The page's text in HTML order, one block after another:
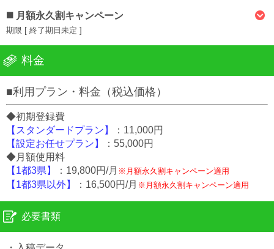
【内容】：「ADGUMBO」よりお申し込みをご依頼された
場合、「設定お任せプラン」が44,000円（税込）となりま
す
月額永久割キャンペーン
期限 [ 終了期日未定 ]
【内容】：月額利用料金が、永久に下記割引価格となりま
す
「1都3県」：19,800円/月
「1都3県以外」：16,500円/月
【終了日】：未定
※継続時もキャンペーン価格となります
※エリアによってはさらに「スタート割」あり
料金
■利用プラン・料金（税込価格）
◆初期登録費
【スタンダードプラン】
：11,000円
【設定お任せプラン】
：55,000円
◆月額使用料
【1都3県】
：19,800円/月 ※月額永久割キャンペーン適用
【1都3県以外】 ：16,500円/月 ※月額永久割キャンペーン適用
必要書類